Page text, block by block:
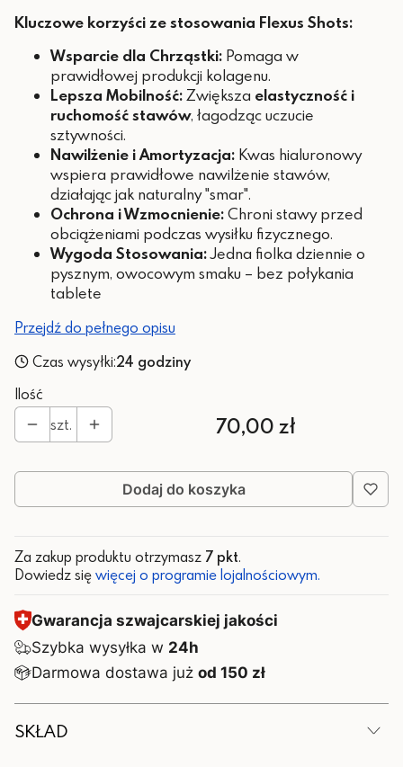
Kluczowe korzyści ze stosowania Flexus Shots:
Wsparcie dla Chrząstki: Pomaga w
prawidłowej produkcji kolagenu.
Lepsza Mobilność:Zwiększa elastyczność i
ruchomość stawów, łagodząc uczucie
sztywności.
Nawilżenie i Amortyzacja: Kwas hialuronowy
wspiera prawidłowe nawilżenie stawów,
działając jak naturalny "smar".
Ochrona i Wzmocnienie:Chroni stawy przed
obciążeniami podczas wysiłku fizycznego.
Wygoda Stosowania:Jedna fiolka dziennie o
pysznym, owocowym smaku – bez połykania
tablete
Przejdź do pełnego opisu
Czas wysyłki:24 godziny
Ilość
szt.
Cena
70,00 zł
Dodaj do koszyka
Za zakup produktu otrzymasz 7 pkt.
Dowiedz się więcej o programie lojalnościowym.
Gwarancja szwajcarskiej jakości
Szybka wysyłka w 24h
Darmowa dostawa jużod 150 zł
SKŁAD